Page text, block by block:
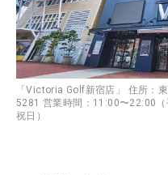
「Victoria Golf新宿店」 住所：
5281 営業時間：11:00〜22:00
祝日）